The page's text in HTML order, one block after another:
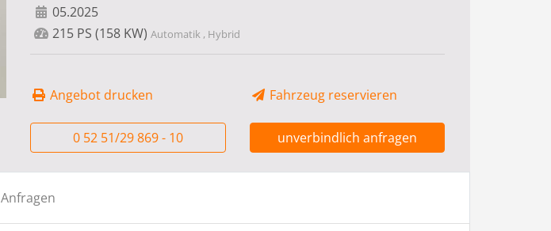
05.2025
215 PS (158 KW) Automatik , Hybrid
Angebot drucken Fahrzeug reservieren
0 52 51/29 869 - 10 unverbindlich anfragen
Anfragen